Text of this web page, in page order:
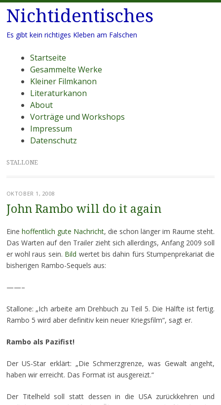
Nichtidentisches
Es gibt kein richtiges Kleben am Falschen
Menü
Zum
Inhalt
springen
Startseite
Gesammelte Werke
Kleiner Filmkanon
Literaturkanon
About
Vorträge und Workshops
Impressum
Datenschutz
STALLONE
OKTOBER 1, 2008
John Rambo will do it again
Eine hoffentlich gute Nachricht, die schon länger im Raume steht.
Das Warten auf den Trailer zieht sich allerdings, Anfang 2009 soll
er wohl raus sein. Bild wertet bis dahin fürs Stumpenprekariat die
bisherigen Rambo-Sequels aus:
——–
Stallone: „Ich arbeite am Drehbuch zu Teil 5. Die Hälfte ist fertig.
Rambo 5 wird aber definitiv kein neuer Kriegsfilm“, sagt er.
Rambo als Pazifist!
Der US-Star erklärt: „Die Schmerzgrenze, was Gewalt angeht,
haben wir erreicht. Das Format ist ausgereizt.“
Der Titelheld soll statt dessen in die USA zurückkehren und